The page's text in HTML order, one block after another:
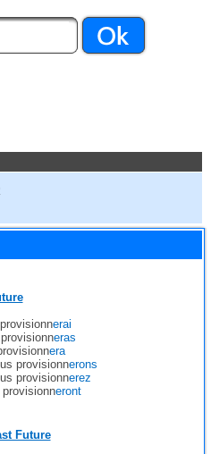
erai
eras
era
provisionnerons
provisionnerez
provisionneront
Future